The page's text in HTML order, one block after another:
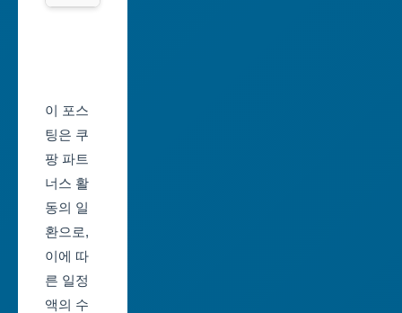
광
광
역
시
세
종
특
일
정
부
산
제
이 포스
팅은 쿠
팡 파트
너스 활
동의 일
환으로,
이에 따
른 일정
액의 수